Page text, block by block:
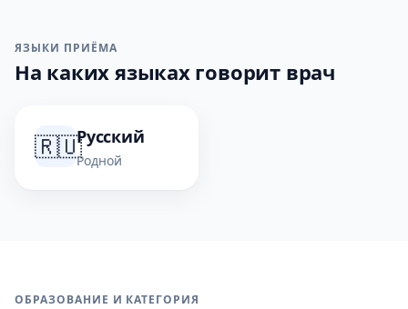
ЯЗЫКИ ПРИЁМА
На каких языках говорит врач
🇷🇺Русский
Родной
ОБРАЗОВАНИЕ И КАТЕГОРИЯ